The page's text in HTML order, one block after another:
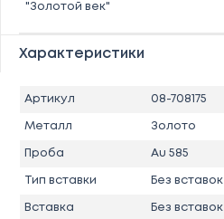
"Золотой век"
Характеристики
Артикул 08-708175
Металл Золото
Проба Au 585
Тип вставки Без вставок
Вставка Без вставок